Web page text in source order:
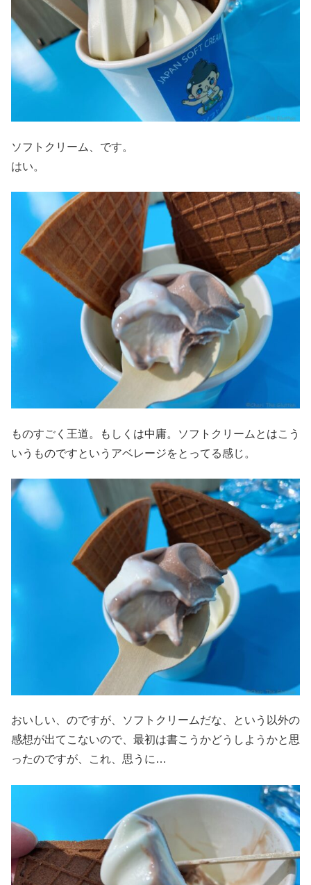
ソフトクリーム、です。
はい。
ものすごく王道。もしくは中庸。ソフトクリームとはこう
いうものですというアベレージをとってる感じ。
おいしい、のですが、ソフトクリームだな、という以外の
感想が出てこないので、最初は書こうかどうしようかと思
ったのですが、これ、思うに…